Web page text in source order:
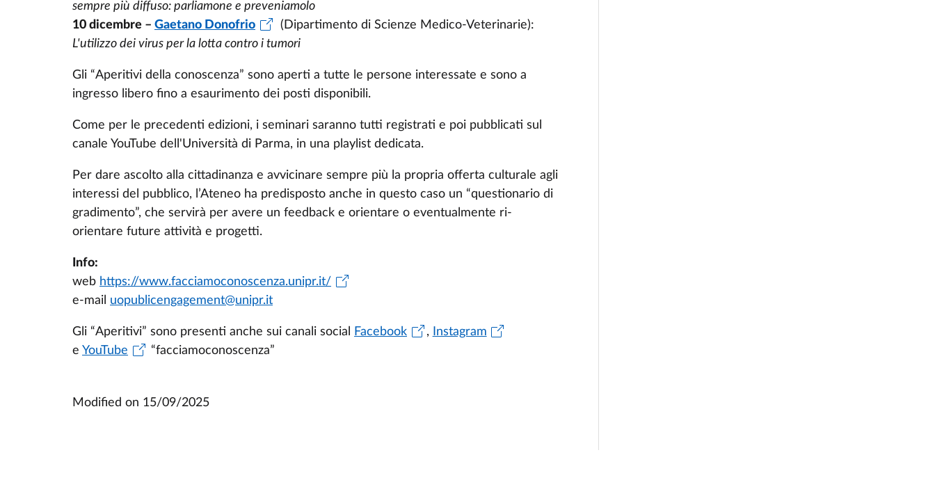
sempre più diffuso: parliamone e preveniamolo
10 dicembre –Gaetano Donofrio
(Dipartimento di Scienze Medico-Veterinarie):
L'utilizzo dei virus per la lotta contro i tumori
Gli “Aperitivi della conoscenza” sono aperti a tutte le persone interessate e sono a
ingresso libero fino a esaurimento dei posti disponibili.
Come per le precedenti edizioni, i seminari saranno tutti registrati e poi pubblicati sul
canale YouTube dell'Università di Parma, in una playlist dedicata.
Per dare ascolto alla cittadinanza e avvicinare sempre più la propria offerta culturale agli
interessi del pubblico, l’Ateneo ha predisposto anche in questo caso un “questionario di
gradimento”, che servirà per avere un feedback e orientare o eventualmente ri-
orientare future attività e progetti.
Info:
web https://www.facciamoconoscenza.unipr.it/
e-mail uopublicengagement@unipr.it
Gli “Aperitivi” sono presenti anche sui canali social Facebook ,
Instagram
eYouTube “facciamoconoscenza”
Modified on 15/09/2025